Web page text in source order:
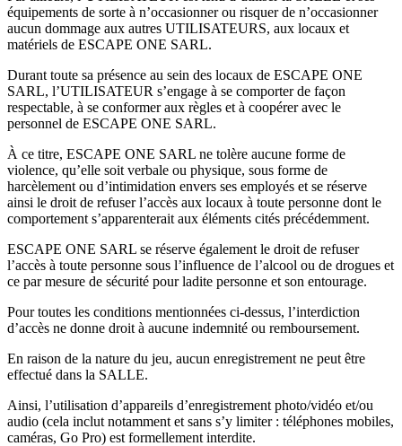
équipements de sorte à n’occasionner ou risquer de n’occasionner
aucun dommage aux autres UTILISATEURS, aux locaux et
matériels de ESCAPE ONE SARL.
Durant toute sa présence au sein des locaux de ESCAPE ONE
SARL, l’UTILISATEUR s’engage à se comporter de façon
respectable, à se conformer aux règles et à coopérer avec le
personnel de ESCAPE ONE SARL.
À ce titre, ESCAPE ONE SARL ne tolère aucune forme de
violence, qu’elle soit verbale ou physique, sous forme de
harcèlement ou d’intimidation envers ses employés et se réserve
ainsi le droit de refuser l’accès aux locaux à toute personne dont le
comportement s’apparenterait aux éléments cités précédemment.
ESCAPE ONE SARL se réserve également le droit de refuser
l’accès à toute personne sous l’influence de l’alcool ou de drogues et
ce par mesure de sécurité pour ladite personne et son entourage.
Pour toutes les conditions mentionnées ci-dessus, l’interdiction
d’accès ne donne droit à aucune indemnité ou remboursement.
En raison de la nature du jeu, aucun enregistrement ne peut être
effectué dans la SALLE.
Ainsi, l’utilisation d’appareils d’enregistrement photo/vidéo et/ou
audio (cela inclut notamment et sans s’y limiter : téléphones mobiles,
caméras, Go Pro) est formellement interdite.